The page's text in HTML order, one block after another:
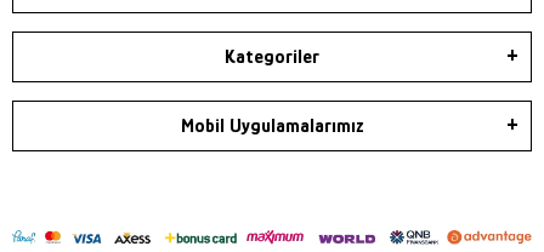
Kategoriler
Mobil Uygulamalarımız